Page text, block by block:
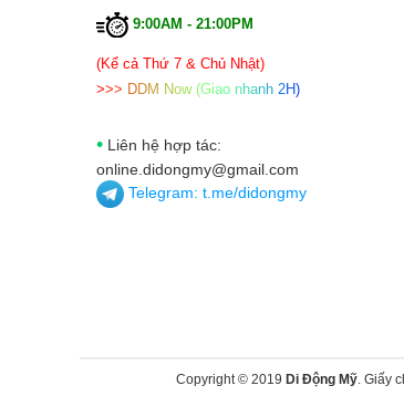
9:00AM - 21:00PM
(Kể cả Thứ 7 & Chủ Nhật)
>>> DDM Now (Giao nhanh 2H)
• Liên hệ hợp tác:
online.didongmy@gmail.com
Telegram: t.me/didongmy
Copyright © 2019 Di Động Mỹ. Giấy